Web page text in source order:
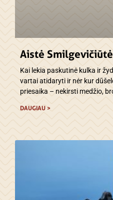
Aistė Smilgevičiūtė
Kai lekia paskutinė kulka ir
vartai atidaryti ir nėr kur
priesaika – nekirsti medžio,
DAUGIAU >